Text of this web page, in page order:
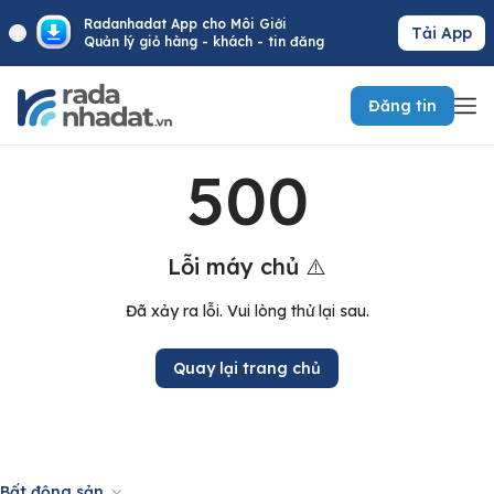
Radanhadat App cho Môi Giới
Quản lý giỏ hàng - khách - tin đăng
Tải App
Đăng tin
500
Lỗi máy chủ ⚠️
Đã xảy ra lỗi. Vui lòng thử lại sau.
Quay lại trang chủ